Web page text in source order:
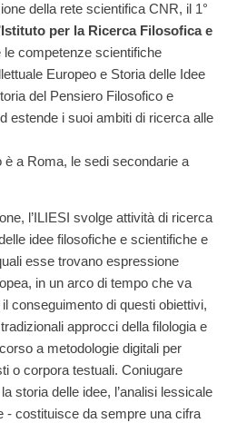
della rete scientifica CNR, il 1°
Istituto per la Ricerca Filosofica e
le competenze scientifiche
Europeo e Storia delle Idee
del Pensiero Filosofico e
estende i suoi ambiti di ricerca alle
è a Roma, le sedi secondarie a
l’ILIESI svolge attività di ricerca
idee filosofiche e scientifiche e
esse trovano espressione
in un arco di tempo che va
conseguimento di questi obiettivi,
approcci della filologia e
a metodologie digitali per
o corpora testuali. Coniugare
storia delle idee, l’analisi lessicale
- costituisce da sempre una cifra